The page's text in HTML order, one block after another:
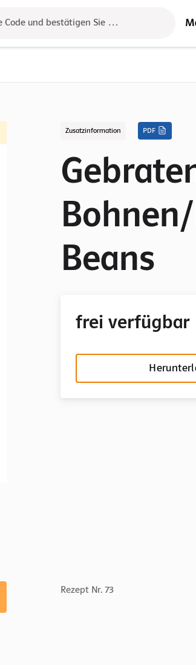
und bestätigen Sie das Ergebnis mit der
Zusatzinformation PDF
Beans
frei verfügbar
Rezept Nr. 73